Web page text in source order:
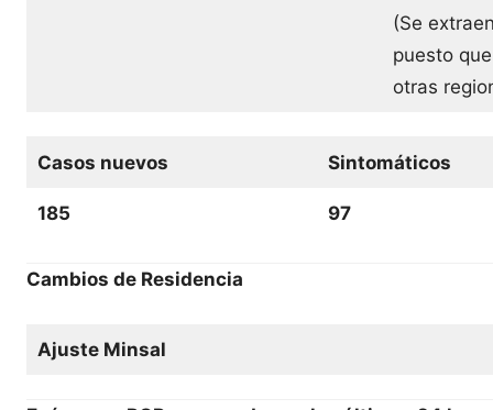
(Se
puesto
otras
Casos nuevos Sintomáticos
185 97
Cambios de Residencia
Ajuste Minsal